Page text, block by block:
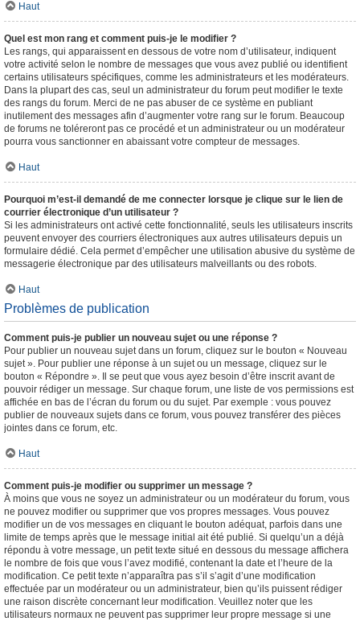
Haut
Quel est mon rang et comment puis-je le modifier ?
Les rangs, qui apparaissent en dessous de votre nom d’utilisateur, indiquent
votre activité selon le nombre de messages que vous avez publié ou identifient
certains utilisateurs spécifiques, comme les administrateurs et les modérateurs.
Dans la plupart des cas, seul un administrateur du forum peut modifier le texte
des rangs du forum. Merci de ne pas abuser de ce système en publiant
inutilement des messages afin d’augmenter votre rang sur le forum. Beaucoup
de forums ne toléreront pas ce procédé et un administrateur ou un modérateur
pourra vous sanctionner en abaissant votre compteur de messages.
Haut
Pourquoi m’est-il demandé de me connecter lorsque je clique sur le lien de
courrier électronique d’un utilisateur ?
Si les administrateurs ont activé cette fonctionnalité, seuls les utilisateurs inscrits
peuvent envoyer des courriers électroniques aux autres utilisateurs depuis un
formulaire dédié. Cela permet d’empêcher une utilisation abusive du système de
messagerie électronique par des utilisateurs malveillants ou des robots.
Haut
Problèmes de publication
Comment puis-je publier un nouveau sujet ou une réponse ?
Pour publier un nouveau sujet dans un forum, cliquez sur le bouton « Nouveau
sujet ». Pour publier une réponse à un sujet ou un message, cliquez sur le
bouton « Répondre ». Il se peut que vous ayez besoin d’être inscrit avant de
pouvoir rédiger un message. Sur chaque forum, une liste de vos permissions est
affichée en bas de l’écran du forum ou du sujet. Par exemple : vous pouvez
publier de nouveaux sujets dans ce forum, vous pouvez transférer des pièces
jointes dans ce forum, etc.
Haut
Comment puis-je modifier ou supprimer un message ?
À moins que vous ne soyez un administrateur ou un modérateur du forum, vous
ne pouvez modifier ou supprimer que vos propres messages. Vous pouvez
modifier un de vos messages en cliquant le bouton adéquat, parfois dans une
limite de temps après que le message initial ait été publié. Si quelqu’un a déjà
répondu à votre message, un petit texte situé en dessous du message affichera
le nombre de fois que vous l’avez modifié, contenant la date et l’heure de la
modification. Ce petit texte n’apparaîtra pas s’il s’agit d’une modification
effectuée par un modérateur ou un administrateur, bien qu’ils puissent rédiger
une raison discrète concernant leur modification. Veuillez noter que les
utilisateurs normaux ne peuvent pas supprimer leur propre message si une